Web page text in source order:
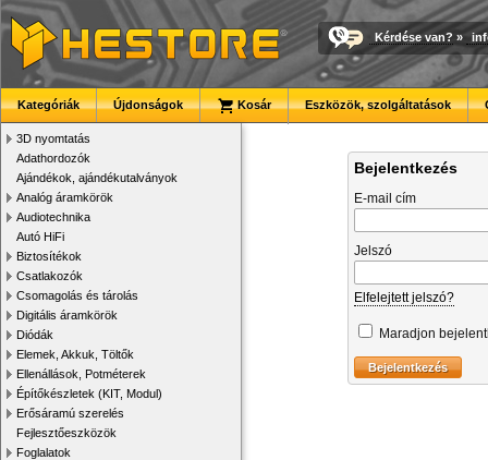
Kérdése van? »
Kategóriák Újdonságok Kosár Eszközök, szolgáltatások
3D nyomtatás
Adathordozók
Ajándékok, ajándékutalványok
Analóg áramkörök
Audiotechnika
Autó HiFi
Biztosítékok
Csatlakozók
Csomagolás és tárolás
Digitális áramkörök
Diódák
Elemek, Akkuk, Töltők
Ellenállások, Potméterek
Építőkészletek (KIT, Modul)
Erősáramú szerelés
Fejlesztőeszközök
Foglalatok
Bejelentkezés
E-mail cím
Jelszó
Elfelejtett jelszó?
Maradjon